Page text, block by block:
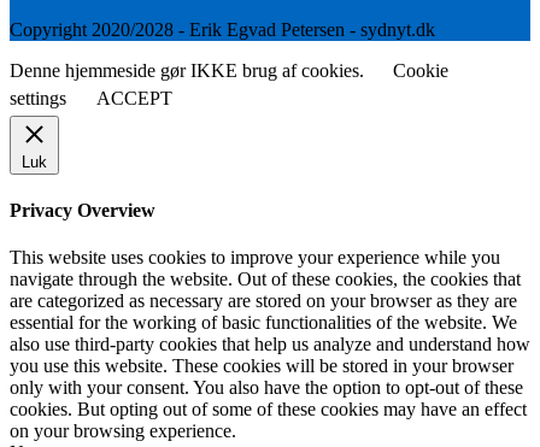
Copyright 2020/2028 - Erik Egvad Petersen - sydnyt.dk
Denne hjemmeside gør IKKE brug af cookies.
Cookie
settings
ACCEPT
Luk
Privacy Overview
This website uses cookies to improve your experience while you
navigate through the website. Out of these cookies, the cookies that
are categorized as necessary are stored on your browser as they are
essential for the working of basic functionalities of the website. We
also use third-party cookies that help us analyze and understand how
you use this website. These cookies will be stored in your browser
only with your consent. You also have the option to opt-out of these
cookies. But opting out of some of these cookies may have an effect
on your browsing experience.